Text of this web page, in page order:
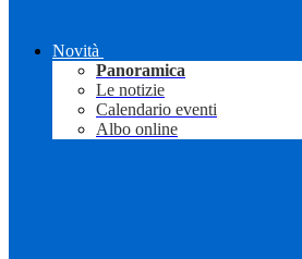
Novità
Panoramica
Le notizie
Calendario eventi
Albo online